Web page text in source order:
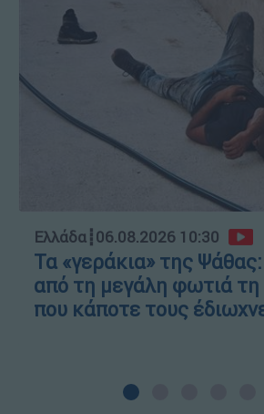
Ελλάδα┋06.08.2026 10:30
Τα «γεράκια» της
από τη μεγάλη φωτιά τη
που κάποτε τους